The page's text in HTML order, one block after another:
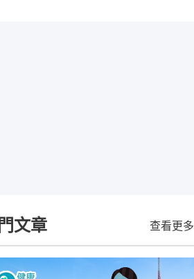
文章 查看更多